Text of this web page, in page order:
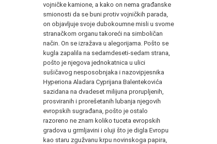
vojničke kamione, a kako on nema građanske
smionosti da se buni protiv vojničkih parada,
on objavljuje svoje dubokoumne misli u svome
stranačkom organu takoreći na simboličan
način. On se izražava u alegorijama. Pošto se
kugla zapalila na sedamdeseti-sedam strana,
pošto je njegova jednokatnica u ulici
sušičavog nesposobnjaka i nazovipjesnika
Hyperiona Aladara Cyprijana Balentekovića
sazidana na dvadeset milijuna prorupljenih,
prosviranih i prorešetanih lubanja njegovih
evropskih sugrađana, pošto je ostalo
razoreno ne znam koliko tuceta evropskih
gradova u grmljavini i oluji što je digla Evropu
kao staru zgužvanu krpu novinskoga papira,